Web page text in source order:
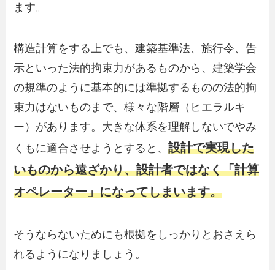
ます。
構造計算をする上でも、建築基準法、施行令、告
示といった法的拘束力があるものから、建築学会
の規準のように基本的には準拠するものの法的拘
束力はないものまで、様々な階層（ヒエラルキ
ー）があります。大きな体系を理解しないでやみ
くもに適合させようとすると、設計で実現した
いものから遠ざかり、設計者ではなく「計算
オペレーター」になってしまいます。
そうならないためにも根拠をしっかりとおさえら
れるようになりましょう。